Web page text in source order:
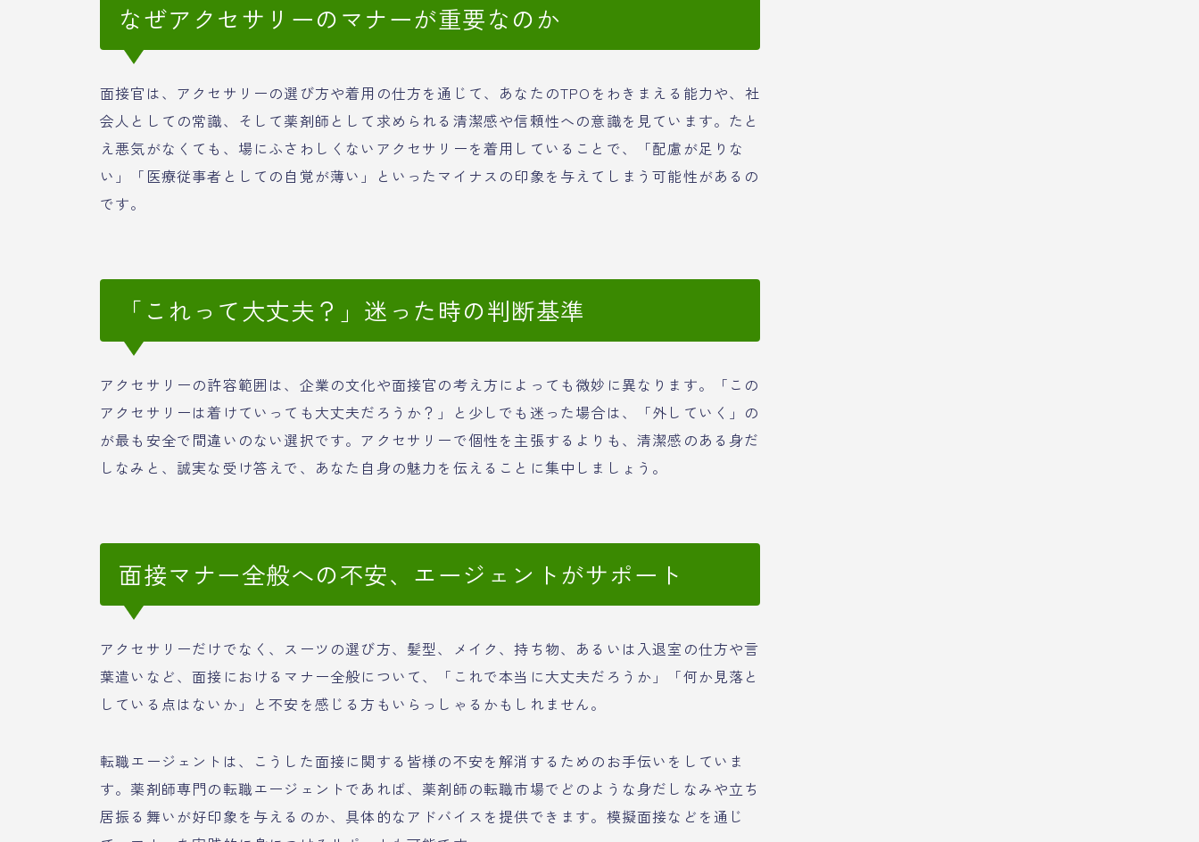
なぜアクセサリーのマナーが重要なのか
面接官は、アクセサリーの選び方や着用の仕方を通じて、あなたのTPOをわきまえる能力や、社
会人としての常識、そして薬剤師として求められる清潔感や信頼性への意識を見ています。たと
え悪気がなくても、場にふさわしくないアクセサリーを着用していることで、「配慮が足りな
い」「医療従事者としての自覚が薄い」といったマイナスの印象を与えてしまう可能性があるの
です。
「これって大丈夫？」迷った時の判断基準
アクセサリーの許容範囲は、企業の文化や面接官の考え方によっても微妙に異なります。「この
アクセサリーは着けていっても大丈夫だろうか？」と少しでも迷った場合は、「外していく」の
が最も安全で間違いのない選択です。アクセサリーで個性を主張するよりも、清潔感のある身だ
しなみと、誠実な受け答えで、あなた自身の魅力を伝えることに集中しましょう。
面接マナー全般への不安、エージェントがサポート
アクセサリーだけでなく、スーツの選び方、髪型、メイク、持ち物、あるいは入退室の仕方や言
葉遣いなど、面接におけるマナー全般について、「これで本当に大丈夫だろうか」「何か見落と
している点はないか」と不安を感じる方もいらっしゃるかもしれません。
転職エージェントは、こうした面接に関する皆様の不安を解消するためのお手伝いをしていま
す。薬剤師専門の転職エージェントであれば、薬剤師の転職市場でどのような身だしなみや立ち
居振る舞いが好印象を与えるのか、具体的なアドバイスを提供できます。模擬面接などを通じ